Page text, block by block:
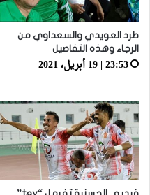
طرد العويدي والسعداوي من
الرجاء وهذه التفاصيل
23:53 | 19 أبريل، 2021